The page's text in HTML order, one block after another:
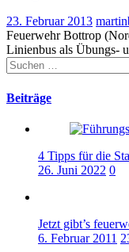
23. Februar 2013
Feuerwehr Bottrop
Linienbus als Übungs-
Suchen
nach:
Beiträge
4 Tipps für die
26. Juni 2022 0
Jetzt gibt’s
6. Februar 2011